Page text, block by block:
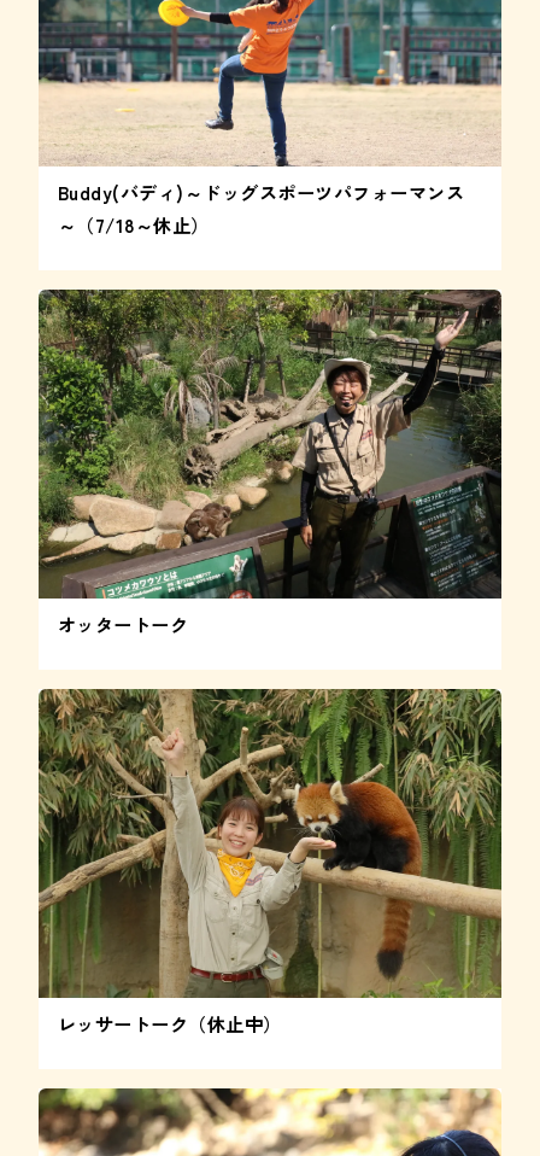
Buddy(バディ)～ドッグスポーツパフォーマンス
～（7/18～休止）
オッタートーク
レッサートーク（休止中）